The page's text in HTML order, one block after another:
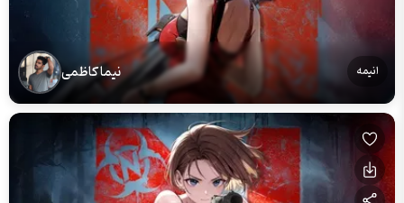
انیمه نیما کاظمی